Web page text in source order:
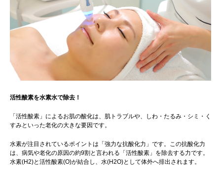
活性酸素を水素水で除去！
「活性酸素」によるお肌の酸化は、肌トラブルや、しわ・たるみ・シミ・く
すみといった老化の大きな要因です。
水素が注目されているポイントは「強力な抗酸化力」です。この抗酸化力
は、病気や老化の原因の約9割と言われる「活性酸素」を除去する力です。
水素(H2)と活性酸素(O)が結合し、水(H2O)として体外へ排出されます。